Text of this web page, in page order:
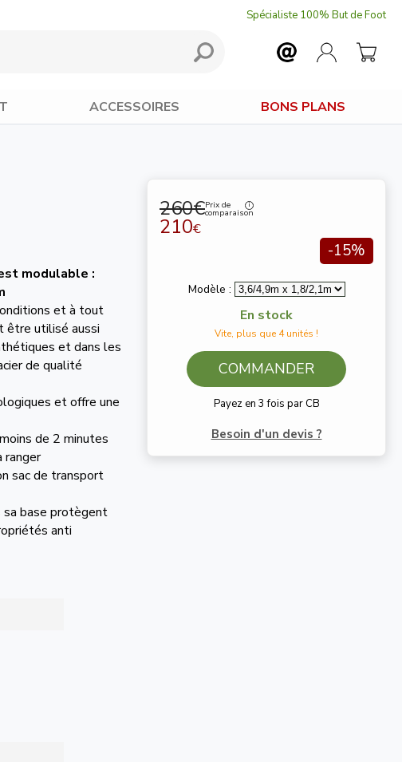
Spécialiste 100% But de Foot
ACCESSOIRES BONS PLANS
260€Prix de
comparaison
210€
-15%
Modèle :
En stock
Vite, plus que 4 unités !
COMMANDER
Payez en 3 fois par CB
Besoin d'un devis ?
modulable :
et à tout
être utilisé aussi
et dans les
de qualité
et offre une
de 2 minutes
ranger
sac de transport
sa base protègent
anti